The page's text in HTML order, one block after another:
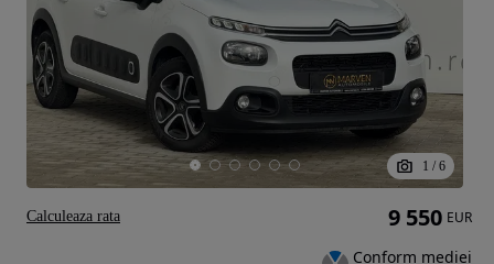
1 / 6
9 550 EUR
Conform mediei
Calculeaza rata